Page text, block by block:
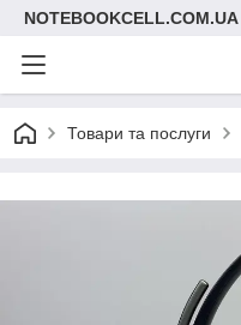
NOTEBOOKCELL.COM.UA
Товари та послуги